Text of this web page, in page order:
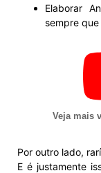
Elaborar
sempre
Veja mais
Por outro lado,
E é justamente